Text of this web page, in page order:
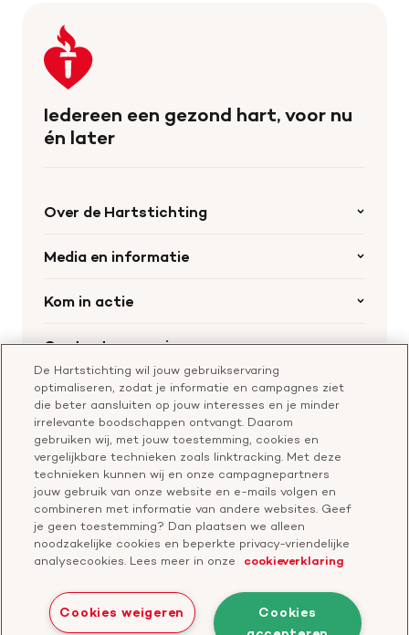
Sluiten
geef voor haar hart
Keer
terug
naar
homepage
Iedereen een gezond hart, voor nu
én later
Over de Hartstichting
Organisatie
Werken bij de Hartstichting
Voor de pers
Voor de wetenschappers
Media en informatie
Nieuws
Aanmelden nieuwsbrief
Kom in actie
Word collectant
Nalaten aan de Hartstichting
Word partner
Leer reanimeren
Geef ter nagedachtenis
Start een actie
Contact en service
Contactgegevens
Bel of chat met een voorlichter
Vragen over donateurschap
Klachtenformulier
Check je gesprek
Bezoek
onze
Bezoek
ons
Bezoek
onze
Bezoek
onze
Bezoek
onze
Bezoek
onze
De Hartstichting wil jouw gebruikservaring
optimaliseren, zodat je informatie en campagnes ziet
die beter aansluiten op jouw interesses en je minder
irrelevante boodschappen ontvangt. Daarom
gebruiken wij, met jouw toestemming, cookies en
vergelijkbare technieken zoals linktracking. Met deze
technieken kunnen wij en onze campagnepartners
jouw gebruik van onze website en e-mails volgen en
combineren met informatie van andere websites. Geef
je geen toestemming? Dan plaatsen we alleen
noodzakelijke cookies en beperkte privacy-vriendelijke
analysecookies. Lees meer in onze
cookieverklaring
Cookies
Cookies weigeren